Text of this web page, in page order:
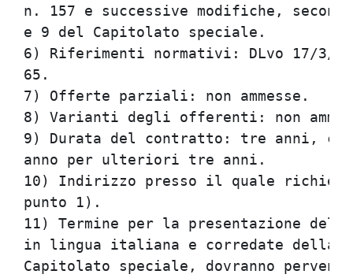
n. 157 e successive
e 9 del
6) Riferimenti normativi: DLvo
7) Offerte
8) Varianti degli
9) Durata del contratto: tre
anno per
10) Indirizzo presso il quale
11) Termine per la
in lingua italiana e corredate
Capitolato speciale,